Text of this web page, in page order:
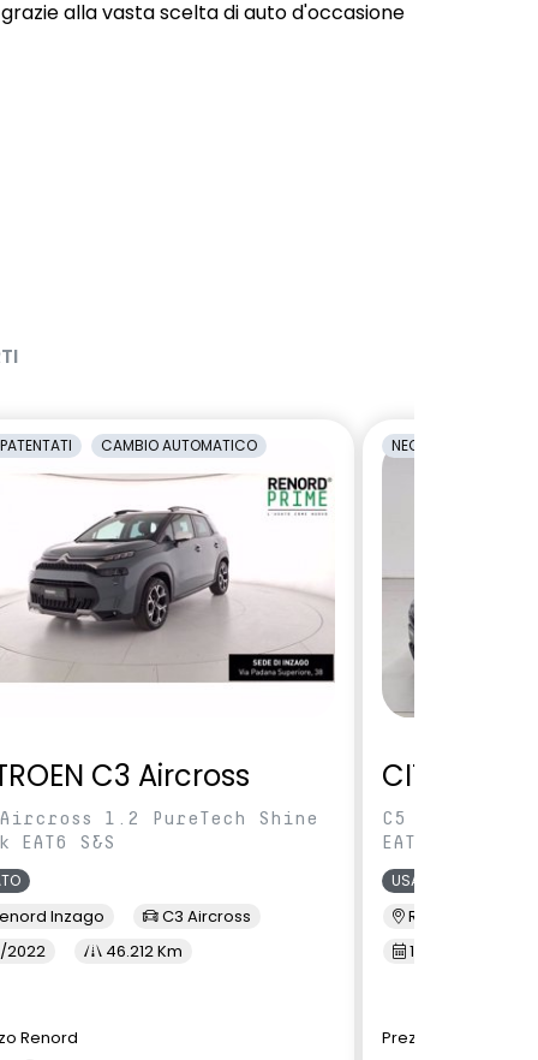
alla vasta scelta di auto d'occasione
CAMBIO AUTOMATICO
C3 Aircross
1.2 PureTech Shine
EAT6 S&S
Inzago
C3 Aircross
2022
46.212 Km
Renord
NEOPATENTATI
CITROEN
C5 Aircross
EAT8 S&S
USATO
Renord Monza
10/2023
Prezzo Renord